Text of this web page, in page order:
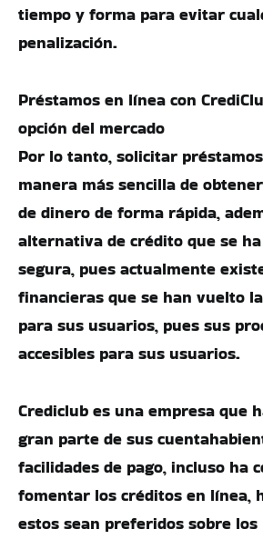
tiempo y forma para evitar
penalización.
Préstamos en línea con
opción del mercado
Por lo tanto, solicitar
manera más sencilla de
de dinero de forma rápida,
alternativa de crédito que se
segura, pues actualmente
financieras que se han vuelto
para sus usuarios, pues sus
accesibles para sus usuarios.
Crediclub es una empresa que
gran parte de sus
facilidades de pago, incluso ha
fomentar los créditos en línea,
estos sean preferidos sobre